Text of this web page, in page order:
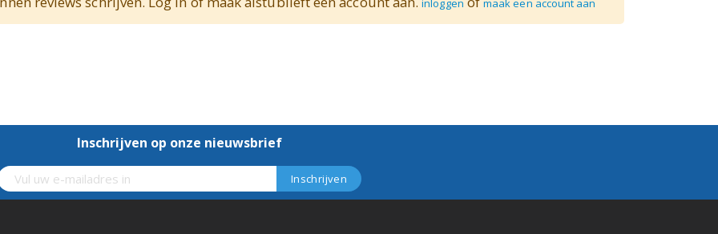
inloggen maak een account aan
Inschrijven op onze nieuwsbrief